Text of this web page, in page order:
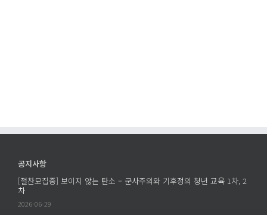
적
공지사항
[절찬모집중] 보이지 않는 탄소 – 군사주의와 기후정의 청년 교육 1차, 2
차
2026-06-29